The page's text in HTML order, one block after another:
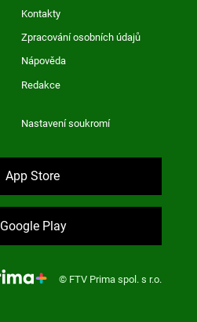
Kontakty
Zpracování osobních údajů
Nápověda
Redakce
Nastavení soukromí
App Store
Google Play
© FTV Prima spol. s r.o.